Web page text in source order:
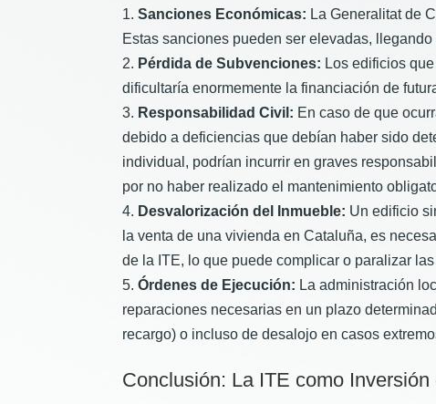
Sanciones Económicas: La Generalitat de
Estas sanciones pueden ser elevadas,
Pérdida de Subvenciones: Los edificios
dificultaría enormemente la financiación de
Responsabilidad Civil: En caso de que
debido a deficiencias que debían haber sido
individual, podrían incurrir en graves
por no haber realizado el mantenimiento
Desvalorización del Inmueble: Un edificio
la venta de una vivienda en Cataluña, es
de la ITE, lo que puede complicar o paralizar
Órdenes de Ejecución: La administración
reparaciones necesarias en un plazo
recargo) o incluso de desalojo en casos
Conclusión: La ITE como